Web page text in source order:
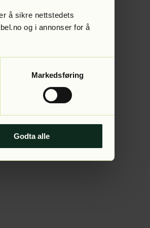
å sikre nettstedets
og i annonser for å
Markedsføring
Godta alle